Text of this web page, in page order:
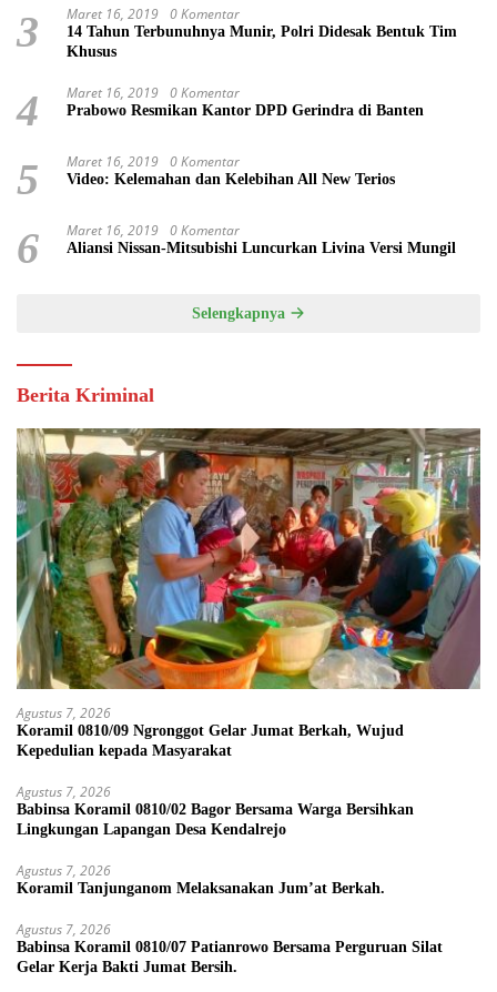
3 Maret 16, 2019 0 Komentar
14 Tahun Terbunuhnya Munir, Polri Didesak Bentuk Tim
Khusus
4 Maret 16, 2019 0 Komentar
Prabowo Resmikan Kantor DPD Gerindra di Banten
5 Maret 16, 2019 0 Komentar
Video: Kelemahan dan Kelebihan All New Terios
6 Maret 16, 2019 0 Komentar
Aliansi Nissan-Mitsubishi Luncurkan Livina Versi Mungil
Selengkapnya
Berita Kriminal
Agustus 7, 2026
Koramil 0810/09 Ngronggot Gelar Jumat Berkah, Wujud
Kepedulian kepada Masyarakat
Agustus 7, 2026
Babinsa Koramil 0810/02 Bagor Bersama Warga Bersihkan
Lingkungan Lapangan Desa Kendalrejo
Agustus 7, 2026
Koramil Tanjunganom Melaksanakan Jum’at Berkah.
Agustus 7, 2026
Babinsa Koramil 0810/07 Patianrowo Bersama Perguruan Silat
Gelar Kerja Bakti Jumat Bersih.